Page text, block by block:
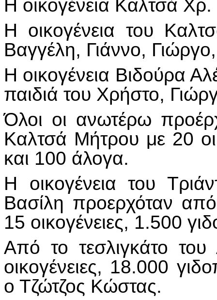
Η οικογένεια Καλτσά
Η οικογένεια του
Βαγγέλη, Γιάννο,
Η οικογένεια Βιδούρα
παιδιά του Χρήστο,
Όλοι οι ανωτέρω
Καλτσά Μήτρου με 20
και 100 άλογα.
Η οικογένεια του
Βασίλη προερχόταν
15 οικογένειες, 1.500
Από το τεσλιγκάτο
οικογένειες, 18.000
ο Τζώτζος Κώστας.